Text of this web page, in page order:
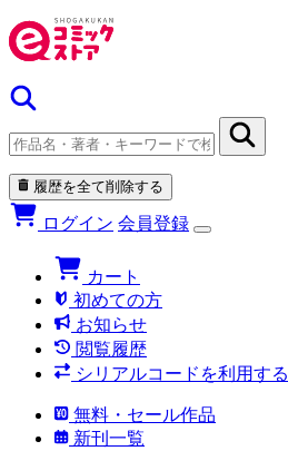
履歴を全て削除する
ログイン 会員登録
カート
初めての方
お知らせ
閲覧履歴
シリアルコードを利用する
無料・セール作品
新刊一覧